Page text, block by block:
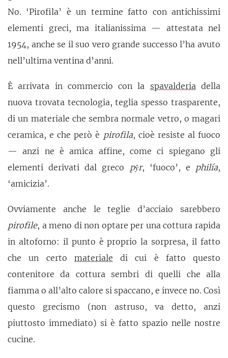
No. ‘Pirofila’ è un termine fatto con antichissimi
elementi greci, ma italianissima — attestata nel
1954, anche se il suo vero grande successo l’ha avuto
nell’ultima ventina d’anni.
È arrivata in commercio con la spavalderia della
nuova trovata tecnologia, teglia spesso trasparente,
di un materiale che sembra normale vetro, o magari
ceramica, e che però è pirofila, cioè resiste al fuoco
— anzi ne è amica affine, come ci spiegano gli
elementi derivati dal greco
pŷr, ‘fuoco’, e philía,
‘amicizia’.
Ovviamente anche le teglie d’acciaio sarebbero
pirofile, a meno di non optare per una cottura rapida
in altoforno: il punto è proprio la sorpresa, il fatto
che un certo materiale di cui è fatto questo
contenitore da cottura sembri di quelli che alla
fiamma o all’alto calore si spaccano, e invece no. Così
questo grecismo (non astruso, va detto, anzi
piuttosto immediato) si è fatto spazio nelle nostre
cucine.